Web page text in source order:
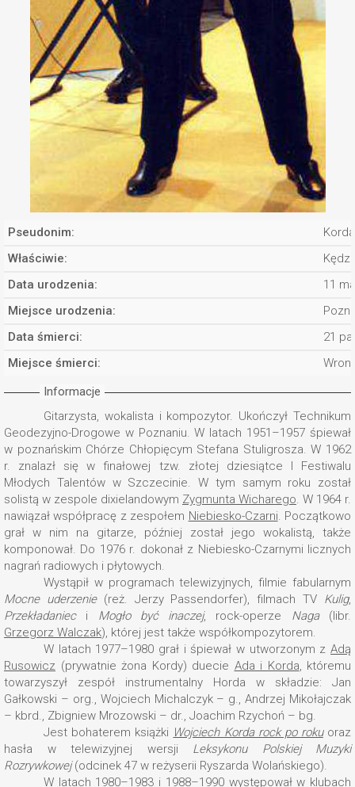
Pseudonim:
Właściwie:
Data urodzenia:
11
Miejsce urodzenia:
Data śmierci:
21
Miejsce śmierci:
Informacje
Gitarzysta, wokalista i kompozytor. Ukończył Technikum
Geodezyjno-Drogowe w Poznaniu. W latach 1951–1957 śpiewał
w poznańskim Chórze Chłopięcym Stefana Stuligrosza. W 1962
r. znalazł się w finałowej tzw. złotej dziesiątce I Festiwalu
Młodych Talentów w Szczecinie. W tym samym roku został
solistą w zespole dixielandowym Zygmunta Wicharego. W 1964 r.
nawiązał współpracę z zespołem Niebiesko-Czarni. Początkowo
grał w nim na gitarze, później został jego wokalistą, także
komponował. Do 1976 r. dokonał z Niebiesko-Czarnymi licznych
nagrań radiowych i płytowych.
Wystąpił w programach telewizyjnych, filmie fabularnym
Mocne uderzenie(reż. Jerzy Passendorfer), filmach TV Kulig,
Przekładanieci Mogło być inaczej, rock-operze Naga(libr.
Grzegorz Walczak), której jest także współkompozytorem.
W latach 1977–1980 grał i śpiewał w utworzonym z Adą
Rusowicz (prywatnie żona Kordy) duecie Ada i Korda, któremu
towarzyszył zespół instrumentalny Horda w składzie: Jan
Gałkowski – org., Wojciech Michalczyk – g., Andrzej Mikołajczak
– kbrd., Zbigniew Mrozowski – dr., Joachim Rzychoń – bg.
Jest bohaterem książki Wojciech Korda rock po rokuoraz
hasła w telewizyjnej wersji Leksykonu Polskiej Muzyki
Rozrywkowej(odcinek 47 w reżyserii Ryszarda Wolańskiego).
W latach 1980–1983 i 1988–1990 występował w klubach